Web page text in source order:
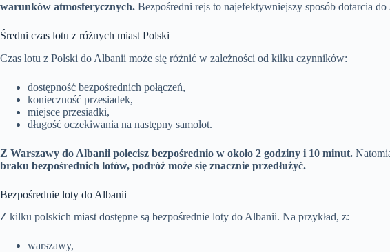
warunków atmosferycznych. Bezpośredni rejs to najefektywniejszy sposób dotarcia
Średni czas lotu z różnych miast Polski
Czas lotu z Polski do Albanii może się różnić w zależności od kilku czynników:
dostępność bezpośrednich połączeń,
konieczność przesiadek,
miejsce przesiadki,
długość oczekiwania na następny samolot.
Z Warszawy do Albanii polecisz bezpośrednio w około 2 godziny i 10 minut.
braku bezpośrednich lotów, podróż może się znacznie przedłużyć.
Bezpośrednie loty do Albanii
Z kilku polskich miast dostępne są bezpośrednie loty do Albanii. Na przykład, z:
warszawy,